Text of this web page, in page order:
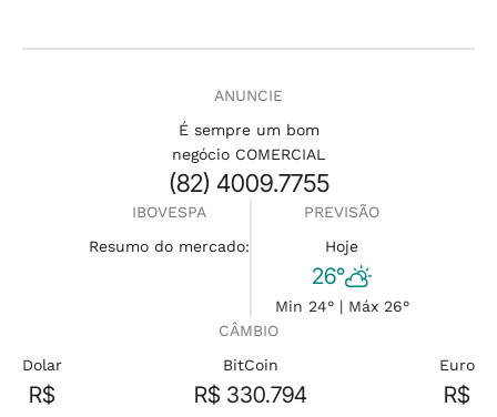
ANUNCIE
É sempre um bom
negócio COMERCIAL
(82) 4009.7755
IBOVESPA
Resumo do mercado:
PREVISÃO
Hoje
26°
Min 24° | Máx 26°
CÂMBIO
Dolar
R$
BitCoin
R$ 330.794
Euro
R$